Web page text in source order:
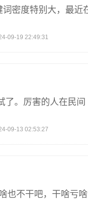
密度特别大，最近
09-19 22:49:31
了。厉害的人在民间
09-13 02:53:27
也不干吧，干啥亏